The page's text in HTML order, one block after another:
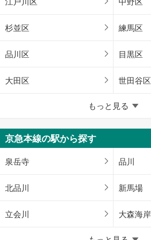
杉並区 練馬区
品川区 目黒区
大田区 世田谷区
八王子市 立川市
武蔵野市 三鷹市
青梅市 府中市
昭島市 調布市
小金井市
もっと見る
京急本線の駅から探す
泉岳寺 品川
北品川 新馬場
立会川 大森海岸